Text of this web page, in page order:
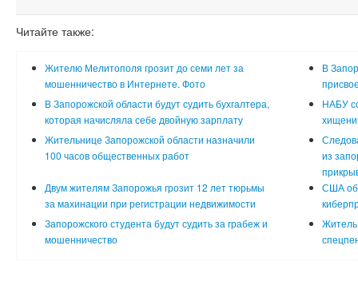
Читайте также:
Жителю Мелитополя грозит до семи лет за
мошенничество в Интернете. Фото
В
В Запорожской области будут судить бухгалтера,
которая начисляла себе двойную зарплату
НАБУ
Жительнице Запорожской области назначили
100 часов общественных работ
из
Двум жителям Запорожья грозит 12 лет тюрьмы
за махинации при регистрации недвижимости
США
Запорожского студента будут судить за грабеж и
мошенничество
Житель